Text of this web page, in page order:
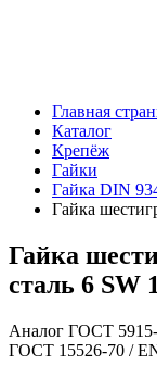
Главная
Каталог
Крепёж
Гайки
Гайка DIN
Гайка
Гайка
сталь 6 SW
Аналог ГОСТ
ГОСТ 15526-70 /